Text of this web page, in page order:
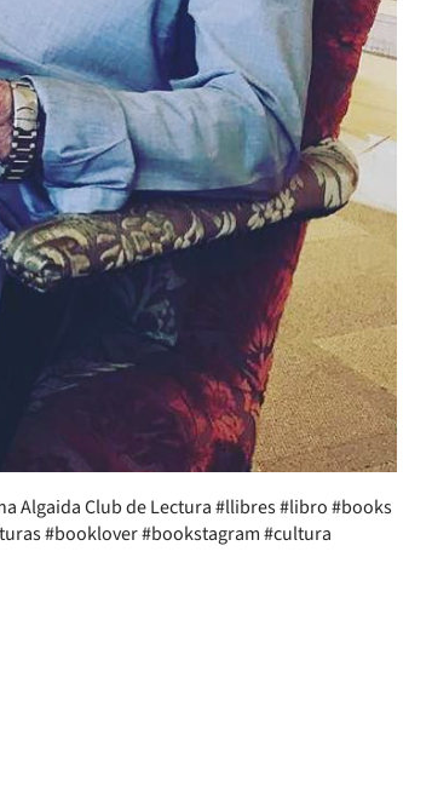
Algaida Club de Lectura #llibres #libro #books
#booklover #bookstagram #cultura